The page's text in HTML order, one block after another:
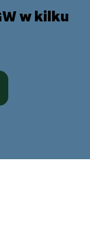
w kilku